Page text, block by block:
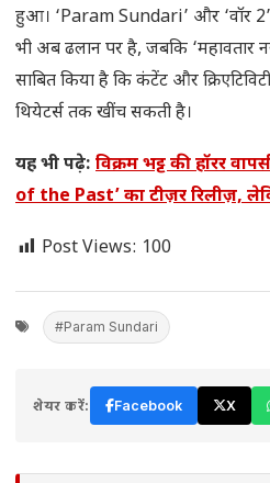
हुआ। ‘Param Sundari’ और ‘वॉर
भी अब ढलान पर है, जबकि ‘महावतार
साबित किया है कि कंटेंट और
थियेटर्स तक खींच सकती है।
यह भी पढ़े: विक्रम भट्ट की हॉरर
of the Past’ का टीज़र रिलीज़,
Post Views: 100
#Param Sundari
शेयर करें: Facebook X